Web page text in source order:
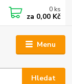
Menu
Hledat
0 ks
za 0,00 Kč